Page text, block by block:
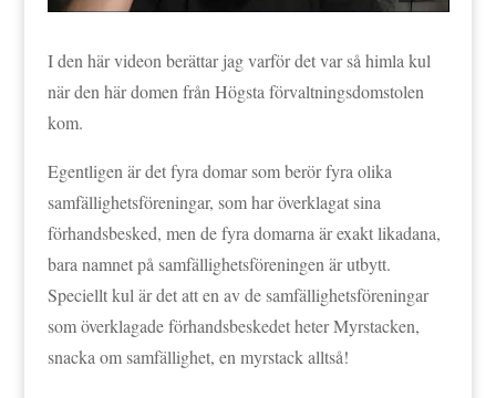
I den här videon berättar jag varför det var så himla kul
när den här domen från Högsta förvaltningsdomstolen
kom.
Egentligen är det fyra domar som berör fyra olika
samfällighetsföreningar, som har överklagat sina
förhandsbesked, men de fyra domarna är exakt likadana,
bara namnet på samfällighetsföreningen är utbytt.
Speciellt kul är det att en av de samfällighetsföreningar
som överklagade förhandsbeskedet heter Myrstacken,
snacka om samfällighet, en myrstack alltså!